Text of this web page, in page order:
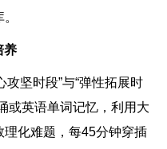
养
攻坚时段”与“弹性拓展时
或英语单词记忆，利用大
化难题，每45分钟穿插